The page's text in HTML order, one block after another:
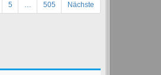
5 … 505 Nächste